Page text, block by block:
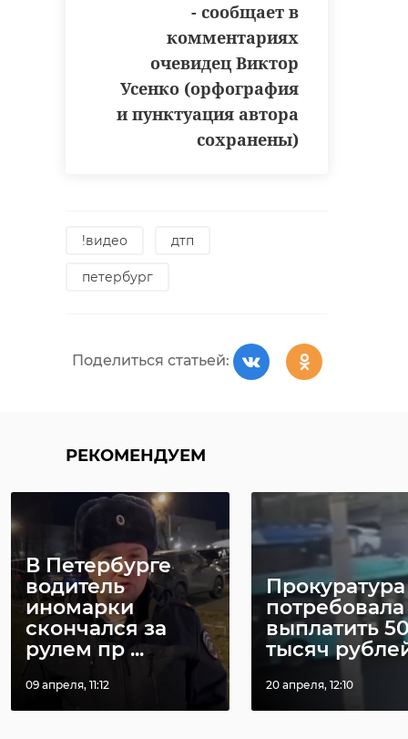
- сообщает в
комментариях
очевидец Виктор
Усенко (орфография
и пунктуация автора
сохранены)
!видео дтп
петербург
Поделиться статьей:
РЕКОМЕНДУЕМ
В Петербурге
водитель
иномарки
скончался за
рулем пр ...
09 апреля, 11:12
Прокуратура
потребовала
выплатить
тысяч
20 апреля, 12:10